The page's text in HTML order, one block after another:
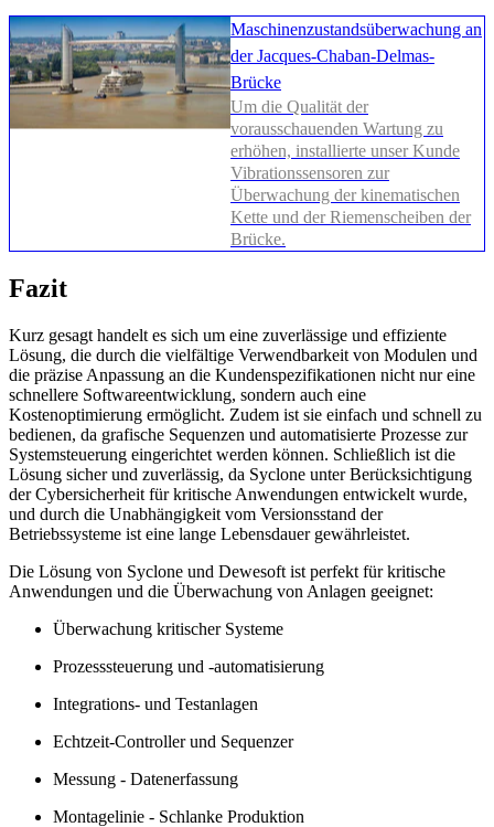
Maschinenzustandsüberwachung an
der Jacques-Chaban-Delmas-
Brücke
Um die Qualität der
vorausschauenden Wartung zu
erhöhen, installierte unser Kunde
Vibrationssensoren zur
Überwachung der kinematischen
Kette und der Riemenscheiben der
Brücke.
Fazit
Kurz gesagt handelt es sich um eine zuverlässige und effiziente
Lösung, die durch die vielfältige Verwendbarkeit von Modulen und
die präzise Anpassung an die Kundenspezifikationen nicht nur eine
schnellere Softwareentwicklung, sondern auch eine
Kostenoptimierung ermöglicht. Zudem ist sie einfach und schnell zu
bedienen, da grafische Sequenzen und automatisierte Prozesse zur
Systemsteuerung eingerichtet werden können. Schließlich ist die
Lösung sicher und zuverlässig, da Syclone unter Berücksichtigung
der Cybersicherheit für kritische Anwendungen entwickelt wurde,
und durch die Unabhängigkeit vom Versionsstand der
Betriebssysteme ist eine lange Lebensdauer gewährleistet.
Die Lösung von Syclone und Dewesoft ist perfekt für kritische
Anwendungen und die Überwachung von Anlagen geeignet:
Überwachung kritischer Systeme
Prozesssteuerung und -automatisierung
Integrations- und Testanlagen
Echtzeit-Controller und Sequenzer
Messung - Datenerfassung
Montagelinie - Schlanke Produktion